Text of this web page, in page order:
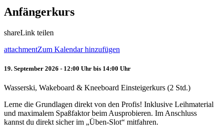
Anfängerkurs
shareLink teilen
attachmentZum Kalendar hinzufügen
19. September 2026 - 12:00 Uhr bis 14:00 Uhr
Wasserski, Wakeboard & Kneeboard Einsteigerkurs (2 Std.)
Lerne die Grundlagen direkt von den Profis! Inklusive Leihmaterial
und maximalem Spaßfaktor beim Ausprobieren. Im Anschluss
kannst du direkt sicher im „Üben-Slot“ mitfahren.